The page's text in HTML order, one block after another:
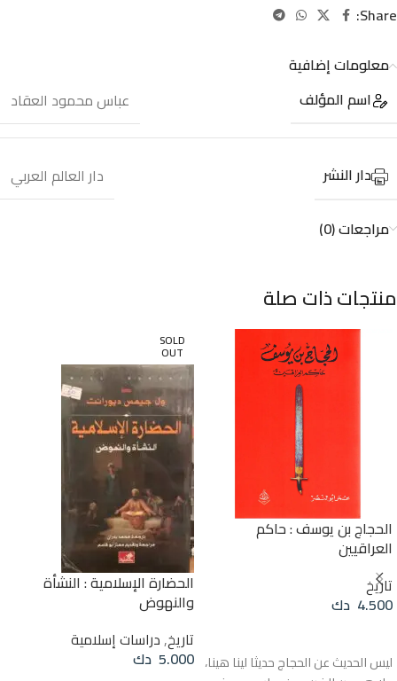
Share:
معلومات إضافية
اسم المؤلف
عباس محمود العقاد
دار النشر
دار العالم العربي
مراجعات (0)
منتجات ذات صلة
الحجاج بن يوسف : حاكم
العراقيين
تاريخ
4.500 دك
ليس الحديث عن الحجاج حديثا لينا هينا،
SOLD
OUT
الحضارة الإسلامية : النشأة
والنهوض
تاريخ,دراسات إسلامية
5.000 دك